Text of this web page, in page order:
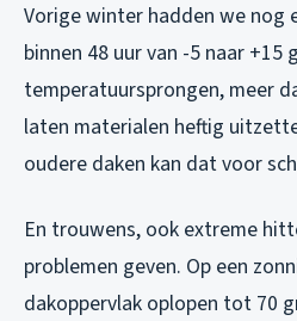
Vorige winter hadden we nog
binnen 48 uur van -5 naar
temperatuursprongen, meer
laten materialen heftig
oudere daken kan dat voor
En trouwens, ook extreme
problemen geven. Op een
dakoppervlak oplopen tot 70